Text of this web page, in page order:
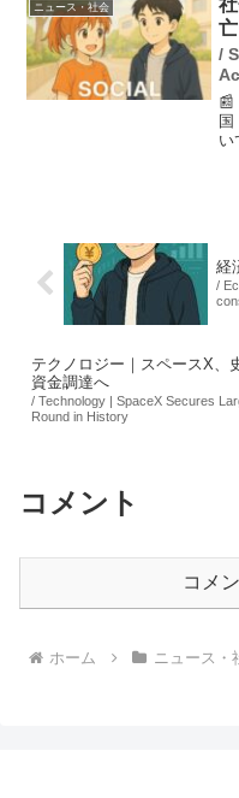
と
ニュース・社会
亡
/
📰
い
経
/
テクノロジー｜スペースX、
資金調達へ
/ Technology | SpaceX Secures
Round in History
コメント
コメ
ホーム ニュース・